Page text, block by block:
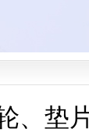
、垫